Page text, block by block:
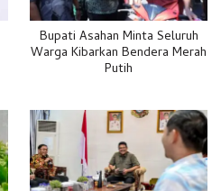
Bupati Asahan Minta Seluruh
Warga Kibarkan Bendera Merah
Putih